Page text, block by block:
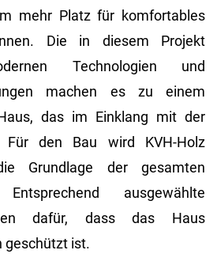
mehr Platz für komfortables
Die in diesem Projekt
Technologien und
machen es zu einem
das im Einklang mit der
Für den Bau wird KVH-Holz
Grundlage der gesamten
ausgewählte
dafür, dass das Haus
geschützt ist.